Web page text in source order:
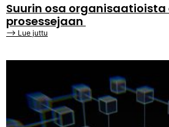
Suurin osa
prosessejaan
⟶ Lue juttu